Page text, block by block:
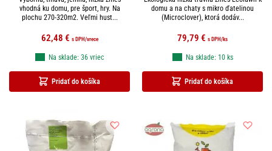
vhodná ku domu, pre šport, hry. Na
plochu 270-320m2. Veľmi hust...
62,48 € s DPH /vrece
Pridať do košíka
Na sklade: 36 vriec
domu a na chaty s mikro ďatelinou
(Microclover), ktorá dodáv...
79,79 € s DPH /ks
Pridať do košíka
Na sklade: 10 ks